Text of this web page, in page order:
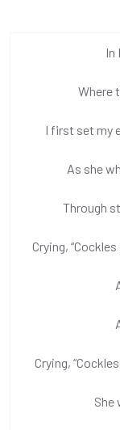
In
Where
I first set my
As she
Through
Crying,
Crying,
She